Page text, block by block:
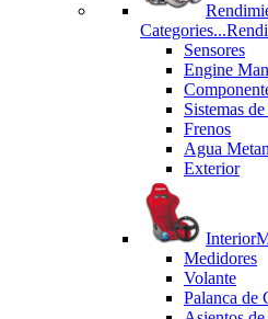
Categories...
Sensores
Engine
Sistemas
Frenos
Agua
Exterior
Interior
Medidores
Volante
Palanca de